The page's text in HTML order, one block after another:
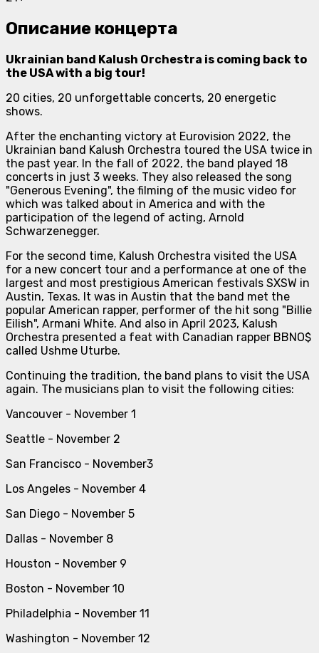
Описание концерта
Ukrainian band Kalush Orchestra is coming back to
the USA with a big tour!
20 cities, 20 unforgettable concerts, 20 energetic
shows.
After the enchanting victory at Eurovision 2022, the
Ukrainian band Kalush Orchestra toured the USA twice in
the past year. In the fall of 2022, the band played 18
concerts in just 3 weeks. They also released the song
"Generous Evening", the filming of the music video for
which was talked about in America and with the
participation of the legend of acting, Arnold
Schwarzenegger.
For the second time, Kalush Orchestra visited the USA
for a new concert tour and a performance at one of the
largest and most prestigious American festivals SXSW in
Austin, Texas. It was in Austin that the band met the
popular American rapper, performer of the hit song "Billie
Eilish", Armani White. And also in April 2023, Kalush
Orchestra presented a feat with Canadian rapper BBNO$
called Ushme Uturbe.
Continuing the tradition, the band plans to visit the USA
again. The musicians plan to visit the following cities:
Vancouver - November 1
Seattle - November 2
San Francisco - November3
Los Angeles - November 4
San Diego - November 5
Dallas - November 8
Houston - November 9
Boston - November 10
Philadelphia - November 11
Washington - November 12